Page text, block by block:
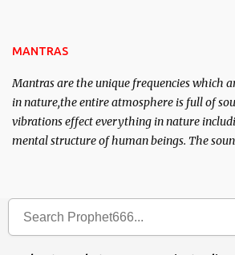
MANTRAS
Mantras are the unique frequencies which
in nature,the entire atmosphere is full of
vibrations effect everything in nature
mental structure of human beings. The